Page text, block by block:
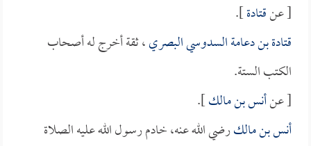
[ عنقتادة].
قتادة بن دعامة السدوسي البصري، ثقة أخرج له أصحاب
الكتب الستة.
[ عنأنس بن مالك].
أنس بن مالكرضي الله عنه، خادم رسول الله عليه الصلاة